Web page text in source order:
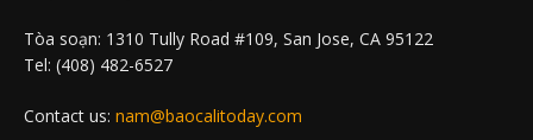
Tòa soạn: 1310 Tully Road #109, San Jose, CA 95122
Tel: (408) 482-6527
Contact us: nam@baocalitoday.com